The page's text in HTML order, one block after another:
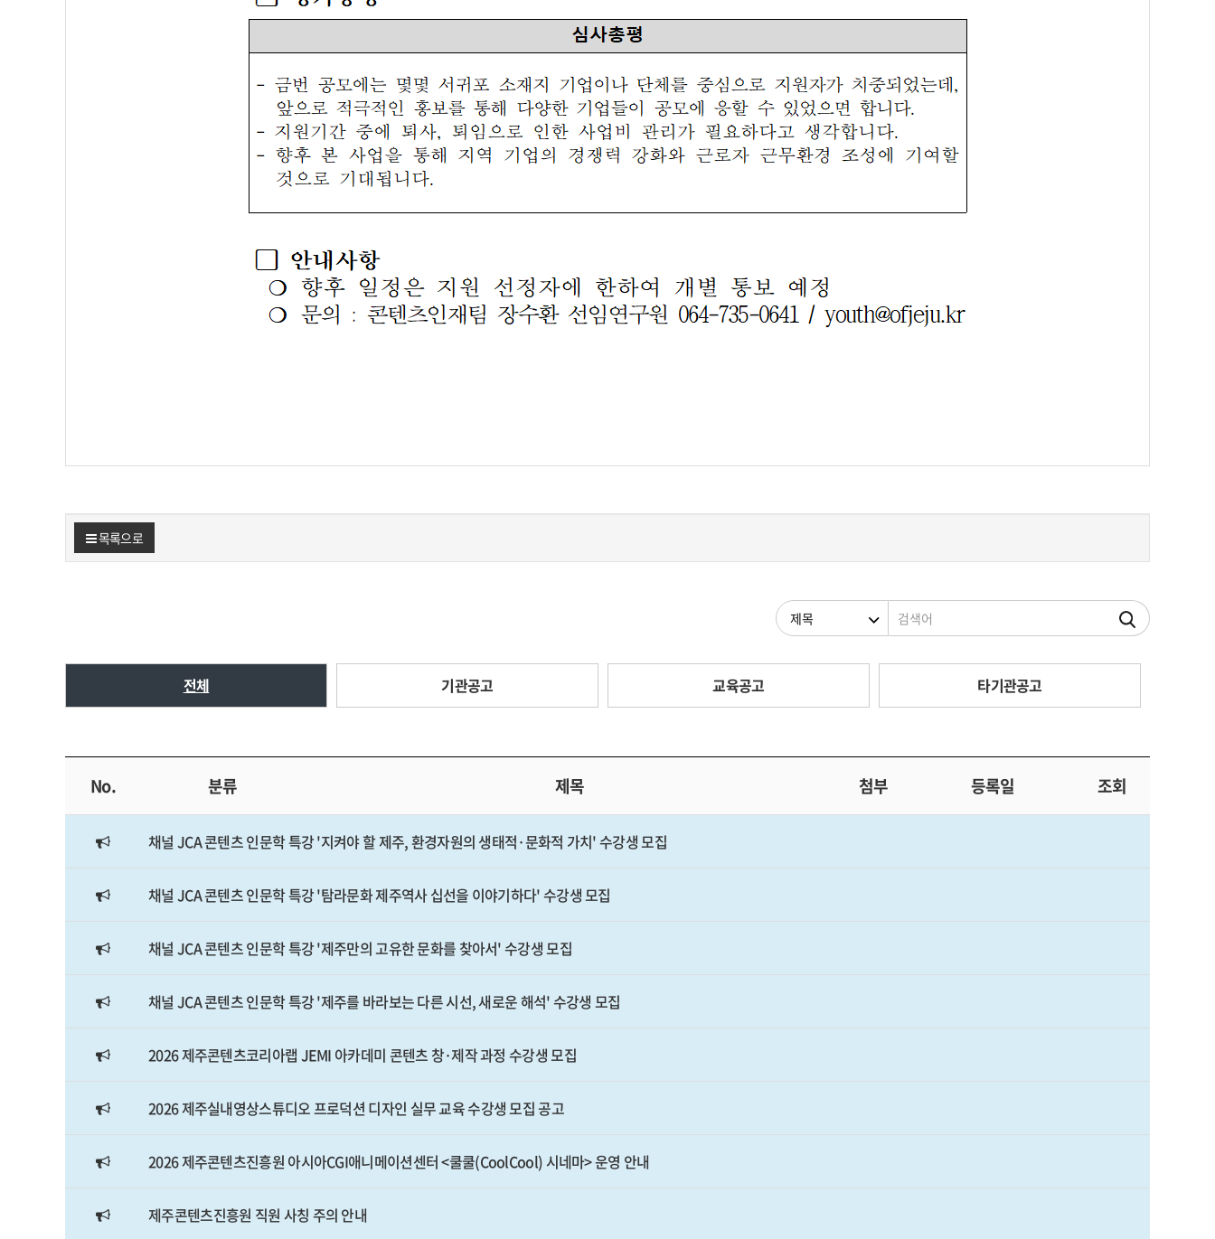
목록으로
검색조건 검색어
전체 기관공고 교육공고 타기관공고
No. 분류 제목 첨부 등록일 조회
채널 JCA 콘텐츠 인문학 특강 '지켜야 할 제주, 환경자원의 생태적·문화적 가치' 수강생 모집
채널 JCA 콘텐츠 인문학 특강 '탐라문화 제주역사 십선을 이야기하다' 수강생 모집
채널 JCA 콘텐츠 인문학 특강 '제주만의 고유한 문화를 찾아서' 수강생 모집
채널 JCA 콘텐츠 인문학 특강 '제주를 바라보는 다른 시선, 새로운 해석' 수강생 모집
2026 제주콘텐츠코리아랩 JEMI 아카데미 콘텐츠 창·제작 과정 수강생 모집
2026 제주실내영상스튜디오 프로덕션 디자인 실무 교육 수강생 모집 공고
2026 제주콘텐츠진흥원 아시아CGI애니메이션센터 <쿨쿨(CoolCool) 시네마> 운영 안내
제주콘텐츠진흥원 직원 사칭 주의 안내